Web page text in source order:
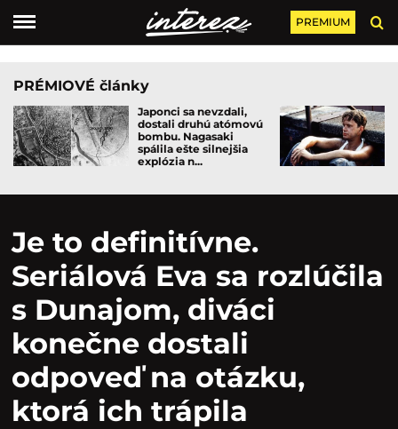
PREMIUM
PRÉMIOVÉ články
Japonci sa nevzdali,
dostali druhú atómovú
bombu. Nagasaki
spálila ešte silnejšia
explózia n...
Je to definitívne.
Seriálová Eva sa rozlúčila
s Dunajom, diváci
konečne dostali
odpoveď na otázku,
ktorá ich trápila